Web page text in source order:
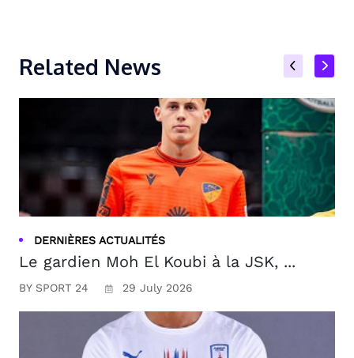
Related News
DERNIÈRES ACTUALITÉS
Le gardien Moh El Koubi à la JSK, ...
BY SPORT 24 29 July 2026